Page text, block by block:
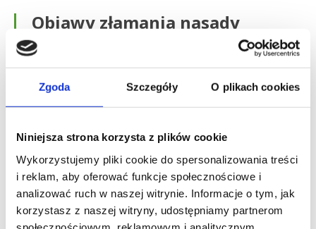
Zgoda Szczegóły O plikach cookies
Niniejsza strona korzysta z plików cookie
Wykorzystujemy pliki cookie do spersonalizowania treści
i reklam, aby oferować funkcje społecznościowe i
analizować ruch w naszej witrynie. Informacje o tym, jak
korzystasz z naszej witryny, udostępniamy partnerom
Objawy złamania nasady
bliższej kości piszczelowej
kolano jest bardzo spuchnięte, a obciążenie nogi
wręcz niemożliwe.
Leczenie złamania nasady
bliższej kości piszczelowej
Lekarz badający kolano po takim urazie powinien
zlokalizować miejsca najbardziej bolesne, ocenić